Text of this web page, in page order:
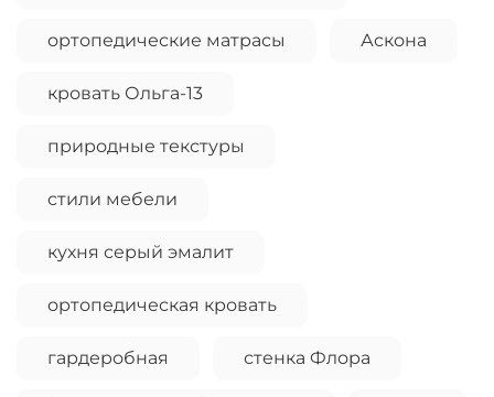
ортопедические матрасы Аскона
кровать Ольга-13
природные текстуры
стили мебели
кухня серый эмалит
ортопедическая кровать
гардеробная стенка Флора